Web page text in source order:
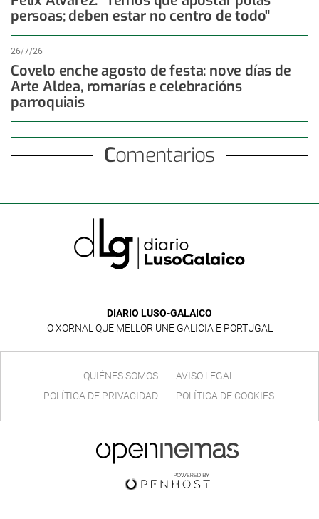
persoas; deben estar no centro de todo"
26/7/26
Covelo enche agosto de festa: nove días de
Arte Aldea, romarías e celebracións
parroquiais
Comentarios
DIARIO LUSO-GALAICO
O XORNAL QUE MELLOR UNE GALICIA E PORTUGAL
QUIÉNES SOMOS
AVISO LEGAL
POLÍTICA DE PRIVACIDAD
POLÍTICA DE COOKIES